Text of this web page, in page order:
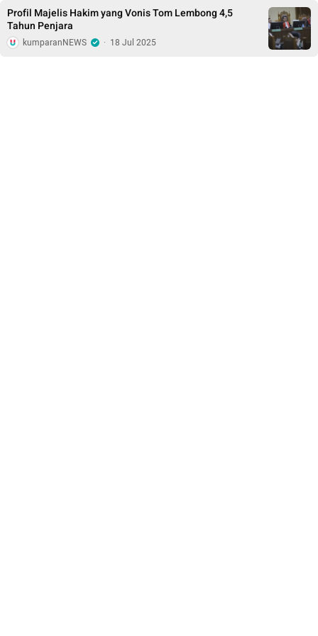
Profil Majelis Hakim yang Vonis Tom Lembong 4,5
Tahun Penjara
kumparanNEWS · 18 Jul 2025